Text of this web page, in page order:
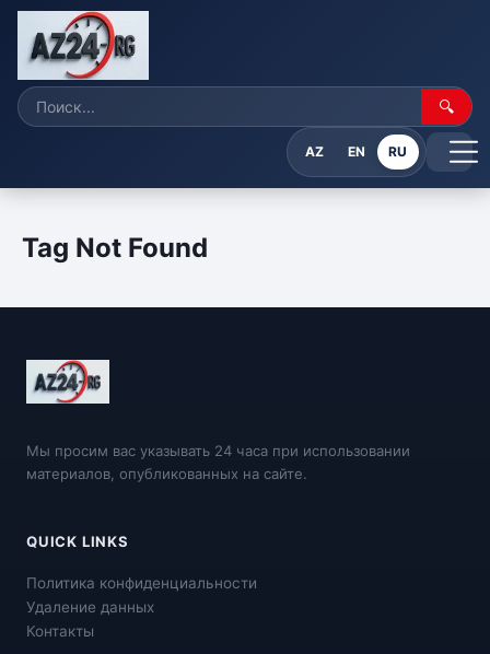
🔍
AZ EN RU
Tag Not Found
Мы просим вас указывать 24 часа при использовании
материалов, опубликованных на сайте.
QUICK LINKS
Политика конфиденциальности
Удаление данных
Контакты